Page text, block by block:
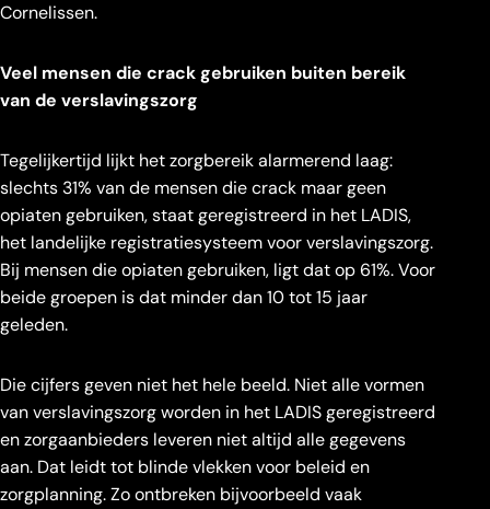
Cornelissen.
Veel mensen die crack gebruiken buiten bereik
van de verslavingszorg
Tegelijkertijd lijkt het zorgbereik alarmerend laag:
slechts 31% van de mensen die crack maar geen
opiaten gebruiken, staat geregistreerd in het LADIS,
het landelijke registratiesysteem voor verslavingszorg.
Bij mensen die opiaten gebruiken, ligt dat op 61%. Voor
beide groepen is dat minder dan 10 tot 15 jaar
geleden.
Die cijfers geven niet het hele beeld. Niet alle vormen
van verslavingszorg worden in het LADIS geregistreerd
en zorgaanbieders leveren niet altijd alle gegevens
aan. Dat leidt tot blinde vlekken voor beleid en
zorgplanning. Zo ontbreken bijvoorbeeld vaak